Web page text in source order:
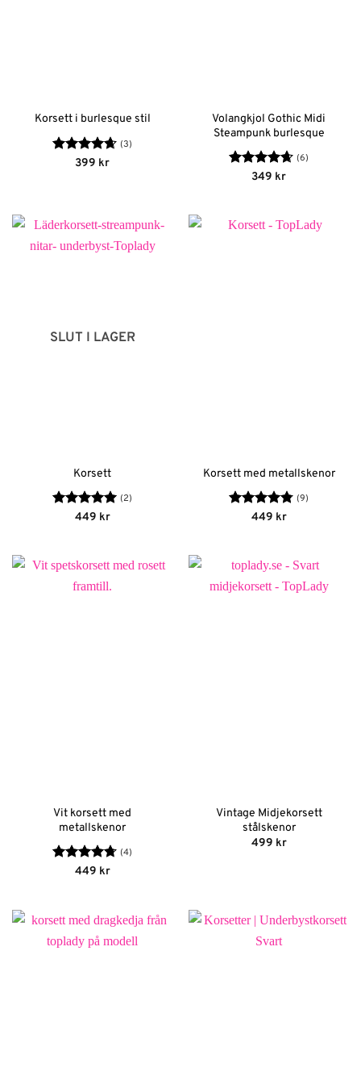
Korsett i burlesque stil
Betygsatt
(3)
399 kr
Volangkjol Gothic Midi
Steampunk burlesque
Betygsatt
(6)
349 kr
SLUT I LAGER
Korsett
Betygsatt5
(2)
449 kr
Korsett med metallskenor
Betygsatt
(9)
449 kr
Vit korsett med
metallskenor
Betygsatt
(4)
449 kr
Vintage Midjekorsett
stålskenor
499 kr